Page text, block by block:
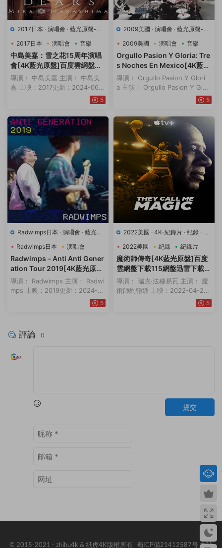
2017日本 · 演唱會 · 藍光原盤-演
2017日本 演唱會 音樂
中島美嘉：雪之花15周年演唱
會[4K藍光原盤]百度雲網盤下
載115網盤迅雷下載磁力鏈接
導演： 中島美嘉 主演： 中島美
嘉 上映：2017更新：2024-06-
5
2009美國 · 演唱會 · 藍光原盤-演
2009美國 演唱會 音樂
Orgullo Pasion Y Gloria: Tre
s Noches En Mexico[4K藍光
原盤]百度雲網盤下載115網盤
迅雷下載磁力鏈接
導演： Orgullo Pasion Y Glori
a 主演： Orgullo Pasion Y Glori
5
Radwimps日本 · 演唱會 · 藍光原
Radwimps日本
演唱會
音樂
Radwimps – Anti Anti Gener
ation Tour 2019[4K藍光原
盤]百度雲網盤下載115網盤迅
雷下載磁力鏈接
導演： Radwimps 主演： Radwi
mps 上映：2019更新：2024-06
5
2022美國 · 4K-紀錄片 · 紀錄 · 紀
2022美國 紀錄 紀錄片
魔術師傳奇[4K藍光原盤]百度
雲網盤下載115網盤迅雷下載磁
力鏈接
導演： 瑞克·法穆易瓦 主演： 魔
術師約翰遜 上映：2022-04-2
5
評論 0
提交
© 2015-2021 - zhihu4k & 紙虎4K版權所有 蜀ICP備21412587号 本站